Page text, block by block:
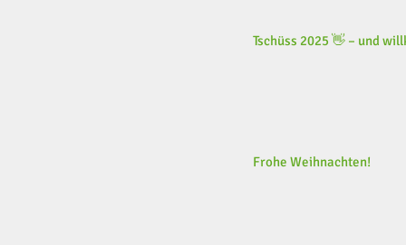
Tschüss 2025 👋 – und
Frohe Weihnachten!